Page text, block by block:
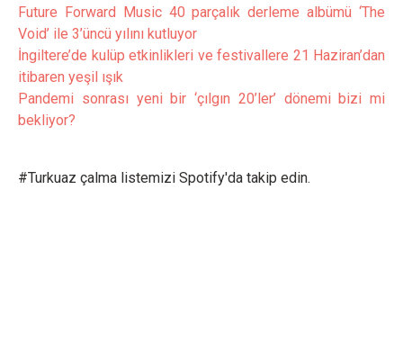
Future Forward Music 40 parçalık derleme albümü ‘The
Void’ ile 3’üncü yılını kutluyor
İngiltere’de kulüp etkinlikleri ve festivallere 21 Haziran’dan
itibaren yeşil ışık
Pandemi sonrası yeni bir ‘çılgın 20’ler’ dönemi bizi mi
bekliyor?
#Turkuaz çalma listemizi Spotify'da takip edin.